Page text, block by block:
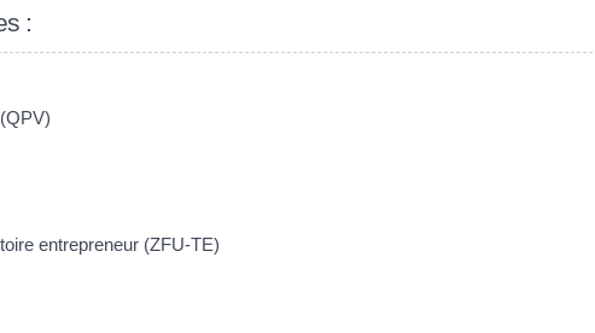
:
entrepreneur (ZFU-TE)